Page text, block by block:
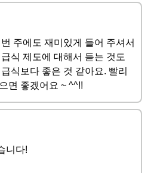
주에도 재미있게 들어 주셔서
식 제도에 대해서 듣는 것도
식보다 좋은 것 같아요. 빨리
면 좋겠어요 ~ ^^!!
니다!